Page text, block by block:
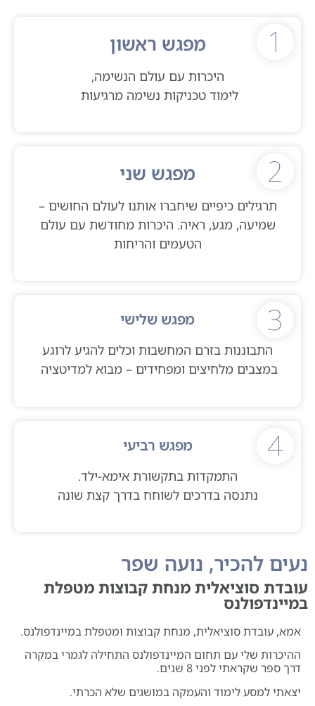
מפגש ראשון
היכרות עם עולם הנשימה,
לימוד טכניקות נשימה מרגיעות
2 מפגש שני
תרגילים כיפיים שיחברו אותנו לעולם החושים –
שמיעה, מגע, ראיה. היכרות מחודשת עם עולם
הטעמים והריחות
3 מפגש שלישי
התבוננות בזרם המחשבות וכלים להגיע לרוגע
במצבים מלחיצים ומפחידים – מבוא למדיטציה
4 מפגש רביעי
התמקדות בתקשורת אימא-ילד.
נתנסה בדרכים לשוחח בדרך קצת שונה
להכיר, נועה שפר
סוציאלית מנחת קבוצות מטפלת
אמא, עובדת סוציאלית, מנחת קבוצות ומטפלת במיינדפולנס.
ההיכרות שלי עם תחום המיינדפולנס התחילה לגמרי במקרה
דרך ספר שקראתי לפני 8 שנים.
יצאתי למסע לימוד והעמקה במושגים שלא הכרתי.